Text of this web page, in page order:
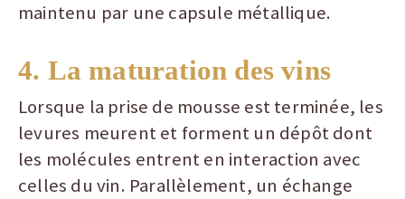
maintenu par une capsule métallique.
4. La maturation des vins
Lorsque la prise de mousse est terminée, les
levures meurent et forment un dépôt dont
les molécules entrent en interaction avec
celles du vin. Parallèlement, un échange